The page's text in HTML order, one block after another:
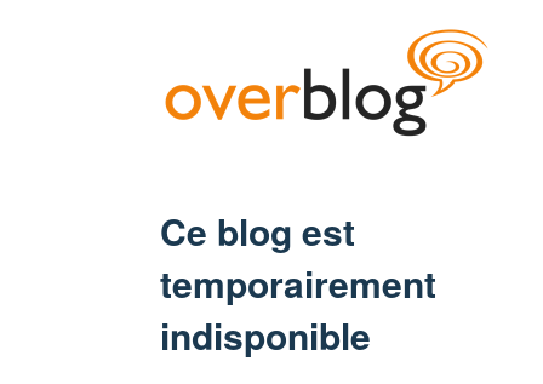
Ce blog est
temporairement
indisponible